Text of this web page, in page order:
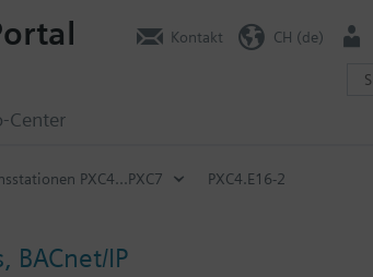
Center
Kontakt CH (de)
PXC4...PXC7 PXC4.E16-2
BACnet/IP